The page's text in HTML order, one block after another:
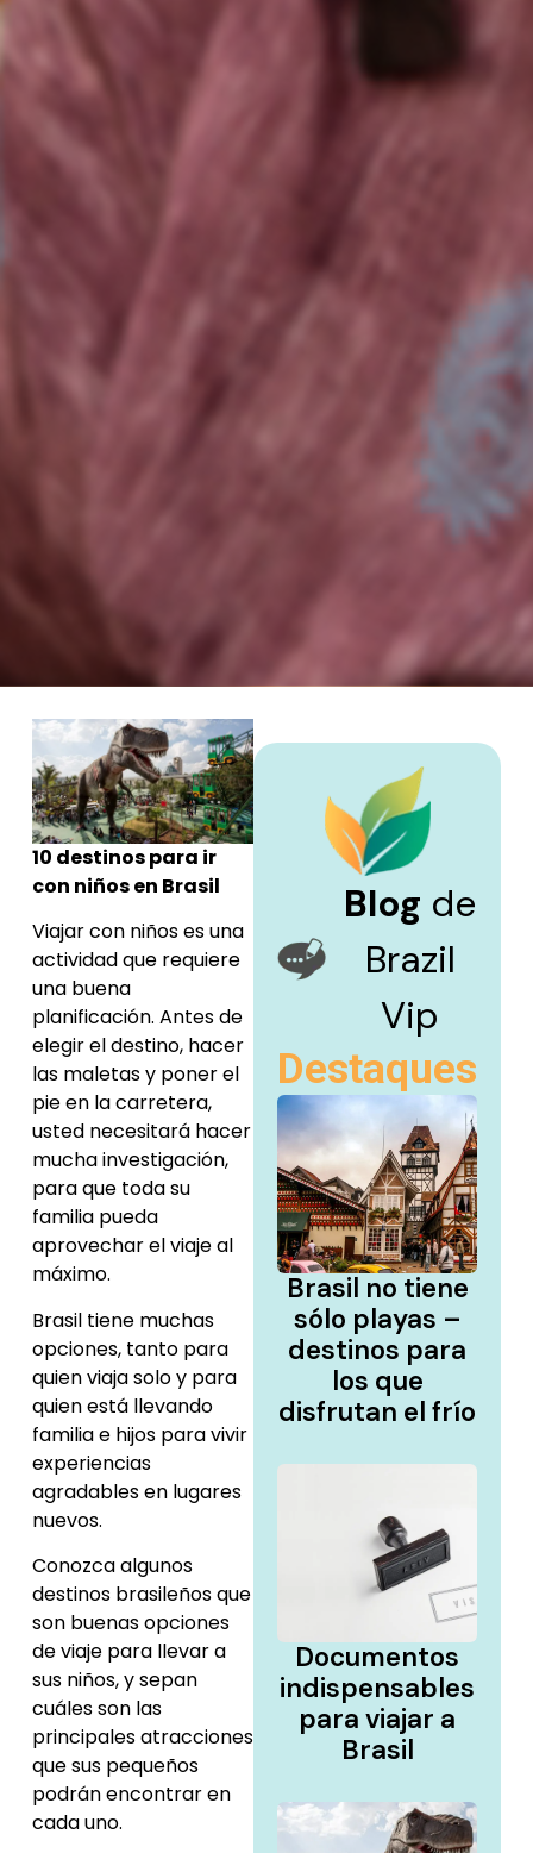
10 destinos para ir
con niños en Brasil
Viajar con niños es una
actividad que requiere
una buena
planificación. Antes de
elegir el destino, hacer
las maletas y poner el
pie en la carretera,
usted necesitará hacer
mucha investigación,
para que toda su
familia pueda
aprovechar el viaje al
máximo.
Brasil tiene muchas
opciones, tanto para
quien viaja solo y para
quien está llevando
familia e hijos para vivir
experiencias
agradables en lugares
nuevos.
Conozca algunos
destinos brasileños que
son buenas opciones
de viaje para llevar a
sus niños, y sepan
cuáles son las
principales atracciones
que sus pequeños
podrán encontrar en
cada uno.
Blog de
Brazil
Vip
Destaques
Brasil no tiene
sólo playas –
destinos para
los que
disfrutan el frío
Documentos
indispensables
para viajar a
Brasil